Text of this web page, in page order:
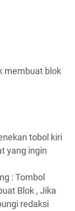
membuat blok
tobol kiri
yang ingin
: Tombol
Blok , Jika
redaksi